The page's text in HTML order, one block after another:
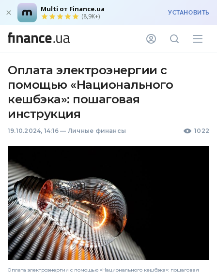
Multi от Finance.ua
(8,9K+) УСТАНОВИТЬ
Оплата электроэнергии с
помощью «Национального
кешбэка»: пошаговая
инструкция
19.10.2024, 14:16 — Личные финансы 1022
Оплата электроэнергии с помощью «Национального кешбэка»: пошаговая